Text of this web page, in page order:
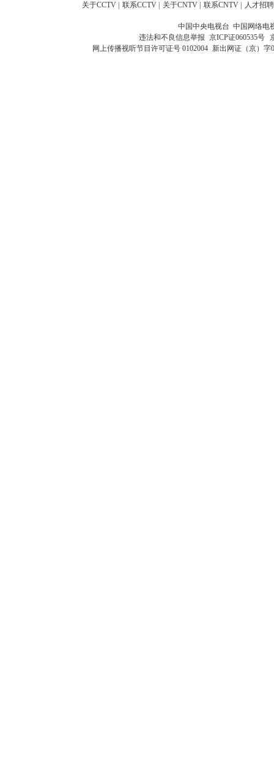
关于CCTV 联系CCTV 关于CNTV 联系CNTV 人才招聘
中国中央电视台 中国网络电
违法和不良信息举报 京ICP证060535号
网上传播视听节目许可证号 0102004 新出网证（京）